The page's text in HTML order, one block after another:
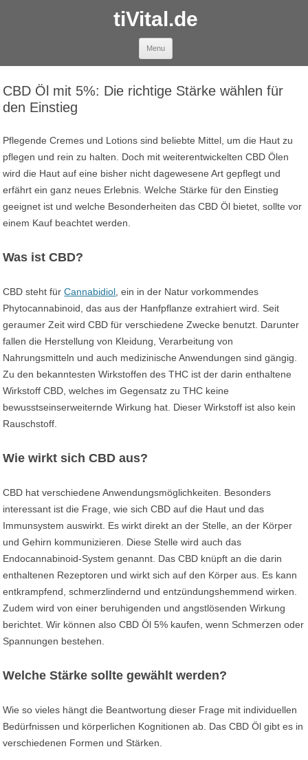
tiVital.de
Menu
CBD Öl mit 5%: Die richtige Stärke wählen für
den Einstieg
Pflegende Cremes und Lotions sind beliebte Mittel, um die Haut zu
pflegen und rein zu halten. Doch mit weiterentwickelten CBD Ölen
wird die Haut auf eine bisher nicht dagewesene Art gepflegt und
erfährt ein ganz neues Erlebnis. Welche Stärke für den Einstieg
geeignet ist und welche Besonderheiten das CBD Öl bietet, sollte vor
einem Kauf beachtet werden.
Was ist CBD?
CBD steht fürCannabidiol , ein in der Natur vorkommendes
Phytocannabinoid, das aus der Hanfpflanze extrahiert wird. Seit
geraumer Zeit wird CBD für verschiedene Zwecke benutzt. Darunter
fallen die Herstellung von Kleidung, Verarbeitung von
Nahrungsmitteln und auch medizinische Anwendungen sind gängig.
Zu den bekanntesten Wirkstoffen des THC ist der darin enthaltene
Wirkstoff CBD, welches im Gegensatz zu THC keine
bewusstseinserweiternde Wirkung hat. Dieser Wirkstoff ist also kein
Rauschstoff.
Wie wirkt sich CBD aus?
CBD hat verschiedene Anwendungsmöglichkeiten. Besonders
interessant ist die Frage, wie sich CBD auf die Haut und das
Immunsystem auswirkt. Es wirkt direkt an der Stelle, an der Körper
und Gehirn kommunizieren. Diese Stelle wird auch das
Endocannabinoid-System genannt. Das CBD knüpft an die darin
enthaltenen Rezeptoren und wirkt sich auf den Körper aus. Es kann
entkrampfend, schmerzlindernd und entzündungshemmend wirken.
Zudem wird von einer beruhigenden und angstlösenden Wirkung
berichtet. Wir können also CBD Öl 5% kaufen, wenn Schmerzen oder
Spannungen bestehen.
Welche Stärke sollte gewählt werden?
Wie so vieles hängt die Beantwortung dieser Frage mit individuellen
Bedürfnissen und körperlichen Kognitionen ab. Das CBD Öl gibt es in
verschiedenen Formen und Stärken.